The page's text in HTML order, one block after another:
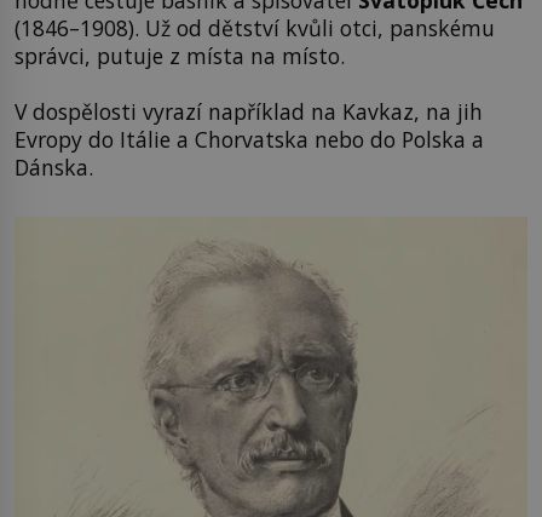
(1846–1908). Už od dětství kvůli otci, panskému
správci, putuje z místa na místo.
V dospělosti vyrazí například na Kavkaz, na jih
Evropy do Itálie a Chorvatska nebo do Polska a
Dánska.